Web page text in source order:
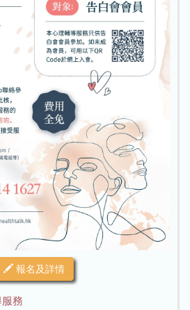
報名及詳情
務